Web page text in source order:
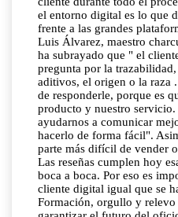
el entorno digital es lo que
frente a las grandes
Luis Álvarez, maestro
ha subrayado que " el
pregunta por la
aditivos, el origen o la raza
de responderle, porque es
producto y nuestro
ayudarnos a comunicar
hacerlo de forma fácil".
parte más difícil de vender
Las reseñas cumplen hoy
boca a boca. Por eso es
cliente digital igual que se
Formación, orgullo y relevo